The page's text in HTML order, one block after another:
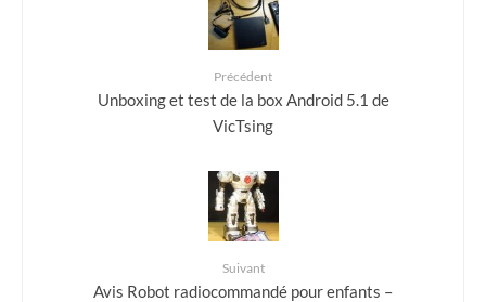
Précédent
Unboxing et test de la box Android 5.1 de
VicTsing
Suivant
Avis Robot radiocommandé pour enfants –